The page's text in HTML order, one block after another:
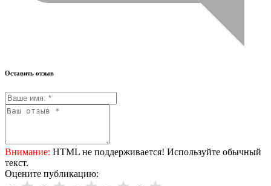
Оставить отзыв
Внимание: HTML не поддерживается! Используйте обычный
текст.
Оцените публикацию: